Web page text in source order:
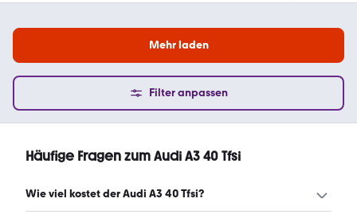
Mehr laden
Filter anpassen
Häufige Fragen zum Audi A3 40 Tfsi
Wie viel kostet der Audi A3 40 Tfsi?